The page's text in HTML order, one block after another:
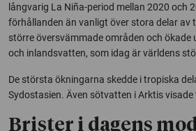
långvarig La Niña-period mellan 2020 och
förhållanden än vanligt över stora delar av
större översvämmade områden och
och inlandsvatten, som idag är världens
De största ökningarna skedde i tropiska
Sydostasien. Även sötvatten i Arktis
Brister i dagens